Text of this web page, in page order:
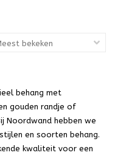
behang met
gouden randje of
Noordwand hebben we
en soorten behang.
kwaliteit voor een